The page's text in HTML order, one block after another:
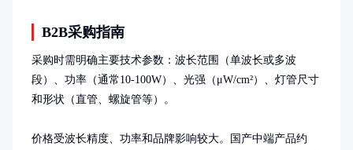
B2B采购指南
采购时需明确主要技术参数：波长范围（单波长或多波
段）、功率（通常10-100W）、光强（μW/cm²）、灯管尺寸
和形状（直管、螺旋管等）。
价格受波长精度、功率和品牌影响较大。国产中端产品约